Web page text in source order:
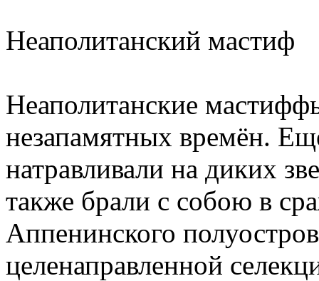
Неаполитанский мастиф
Неаполитанские
незапамятных времён.
натравливали на диких
также брали с собою в
Аппенинского
целенаправленной